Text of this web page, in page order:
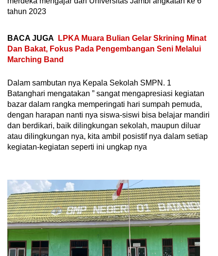
tahun 2023
BACA JUGA
LPKA Muara Bulian Gelar Skrining Minat
Dan Bakat, Fokus Pada Pengembangan Seni Melalui
Marching Band
Dalam sambutan nya Kepala Sekolah SMPN. 1
Batanghari mengatakan ” sangat mengapresiasi kegiatan
bazar dalam rangka memperingati hari sumpah pemuda,
dengan harapan nanti nya siswa-siswi bisa belajar mandiri
dan berdikari, baik dilingkungan sekolah, maupun diluar
atau dilingkungan nya, kita ambil posistif nya dalam setiap
kegiatan-kegiatan seperti ini ungkap nya